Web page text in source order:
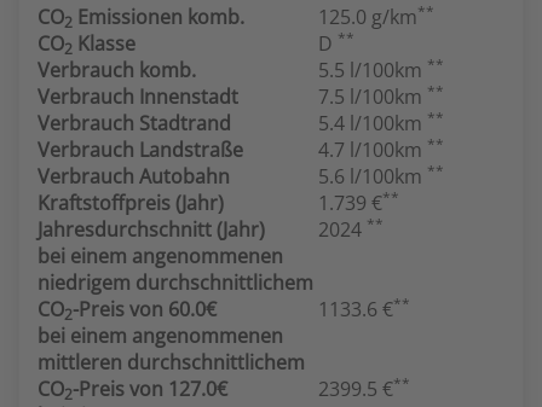
CO2 Emissionen komb. 125.0 g/km**
CO2 Klasse D **
Verbrauch komb. 5.5 l/100km **
Verbrauch Innenstadt 7.5 l/100km **
Verbrauch Stadtrand 5.4 l/100km **
Verbrauch Landstraße 4.7 l/100km **
Verbrauch Autobahn 5.6 l/100km **
Kraftstoffpreis (Jahr) 1.739 €**
Jahresdurchschnitt (Jahr) 2024 **
bei einem angenommenen
niedrigem durchschnittlichem
CO2-Preis von 60.0€ 1133.6 €**
bei einem angenommenen
mittleren durchschnittlichem
CO2-Preis von 127.0€ 2399.5 €**